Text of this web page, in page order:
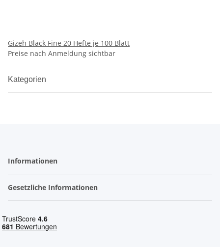
Gizeh Black Fine 20 Hefte je 100 Blatt
Preise nach Anmeldung sichtbar
Kategorien
Informationen
Gesetzliche Informationen